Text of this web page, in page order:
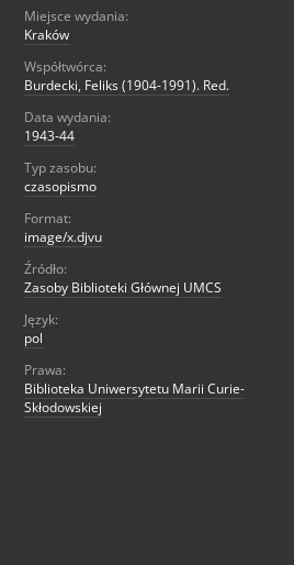
Miejsce wydania:
Kraków
Współtwórca:
Burdecki, Feliks (1904-1991). Red.
Data wydania:
1943-44
Typ zasobu:
czasopismo
Format:
image/x.djvu
Źródło:
Zasoby Biblioteki Głównej UMCS
Język:
pol
Prawa:
Biblioteka Uniwersytetu Marii Curie-
Skłodowskiej